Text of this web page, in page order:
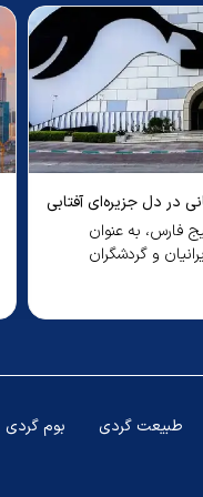
در دل جزیره‌ای آفتابی
فارس، به عنوان
و گردشگران
طبیعت گردی بوم گردی